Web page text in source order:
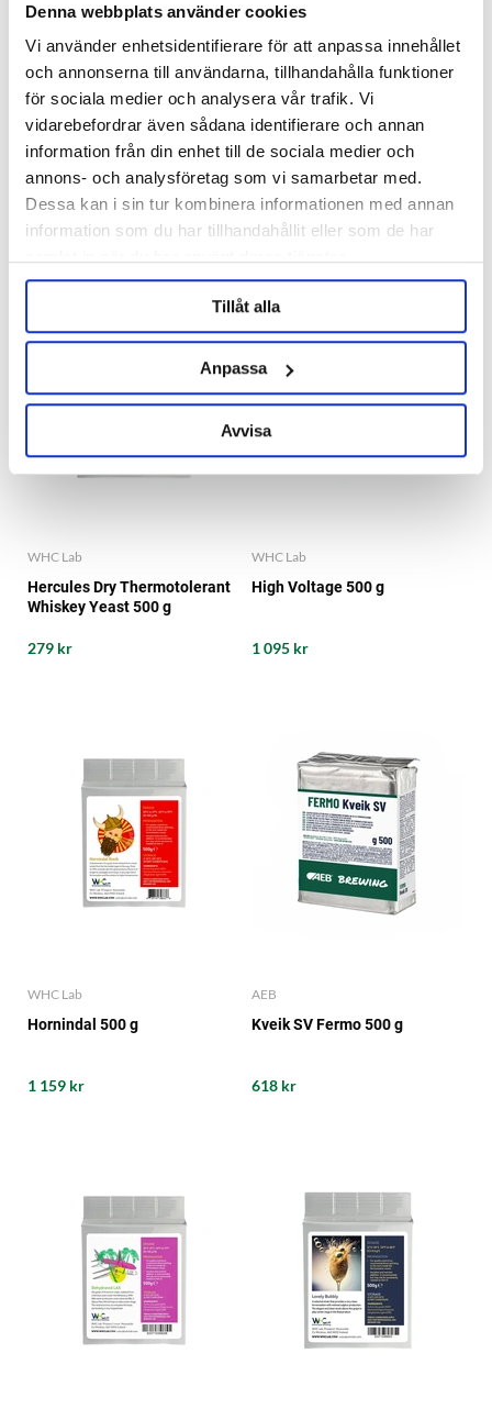
Denna webbplats använder cookies
Vi använder enhetsidentifierare för att anpassa innehållet
och annonserna till användarna, tillhandahålla funktioner
för sociala medier och analysera vår trafik. Vi
vidarebefordrar även sådana identifierare och annan
information från din enhet till de sociala medier och
annons- och analysföretag som vi samarbetar med.
Dessa kan i sin tur kombinera informationen med annan
information som du har tillhandahållit eller som de har
Tillåt alla
Anpassa
Avvisa
WHC Lab
Hades Dry Distillers Yeast 500
264 kr
WHC Lab
Haze Heaven 500 g
895 kr
WHC Lab
Hercules Dry Thermotolerant
Whiskey Yeast 500 g
279 kr
WHC Lab
High Voltage 500 g
1 095 kr
WHC Lab
Hornindal 500 g
1 159 kr
AEB
Kveik SV Fermo 500 g
618 kr